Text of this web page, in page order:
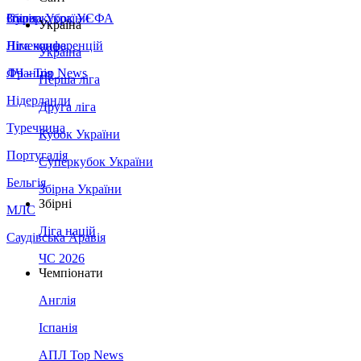
Збірна України
Італія
Німеччина
Франція
Нідерланди
Туреччина
Португалія
Бельгія
МЛС
Саудівська Аравія
Суперкубок УЄФА
Ліга конференцій
ЛЧ - Top News
Україна
Україна
Перша ліга
Друга ліга
Кубок України
Суперкубок України
Збірна України
Збірні
Ліга націй
ЧС 2026
Чемпіонати
Англія
Іспанія
АПЛ Top News